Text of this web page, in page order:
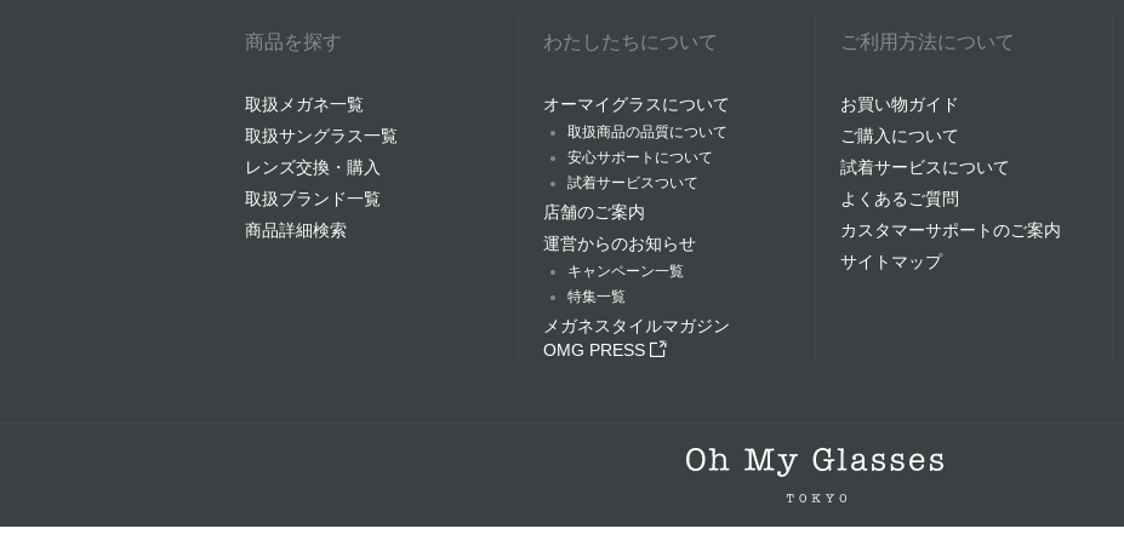
商品を探す
取扱メガネ一覧
取扱サングラス一覧
レンズ交換・購入
取扱ブランド一覧
商品詳細検索
わたしたちについて
オーマイグラスについて
取扱商品の品質について
安心サポートについて
試着サービスついて
店舗のご案内
運営からのお知らせ
キャンペーン一覧
特集一覧
メガネスタイルマガジン
OMG PRESS
ご利用方法について
お買い物ガイド
ご購入について
試着サービスについて
よくあるご質問
カスタマーサポートのご案内
サイトマップ